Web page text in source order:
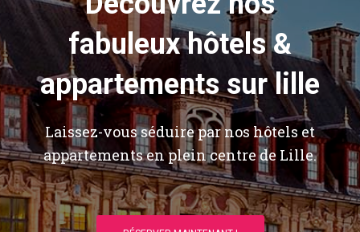
fabuleux hôtels &
appartements sur lille
Laissez-vous séduire par nos hôtels et
appartements en plein centre de Lille.